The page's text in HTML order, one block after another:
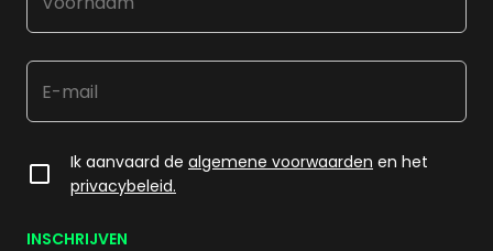
Ik aanvaard de algemene voorwaarden en het
privacybeleid.
INSCHRIJVEN